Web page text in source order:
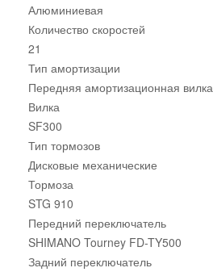
Алюминиевая
Количество скоростей
21
Тип амортизации
Передняя амортизационная вилка
Вилка
SF300
Тип тормозов
Дисковые механические
Тормоза
STG 910
Передний переключатель
SHIMANO Tourney FD-TY500
Задний переключатель